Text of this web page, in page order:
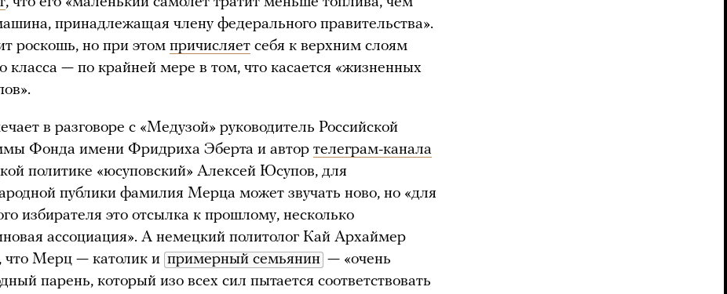
принадлежащая члену федерального правительства».
роскошь, но при этом причисляет себя к верхним слоям
класса — по крайней мере в том, что касается «жизненных
в разговоре с «Медузой» руководитель Российской
Фонда имени Фридриха Эберта и автор телеграм-канала
политике «юсуповский» Алексей Юсупов, для
публики фамилия Мерца может звучать ново, но «для
избирателя это отсылка к прошлому, несколько
ассоциация». А немецкий политолог Кай Архаймер
, что Мерц — католик и примерный семьянин — «очень
парень, который изо всех сил пытается соответствовать